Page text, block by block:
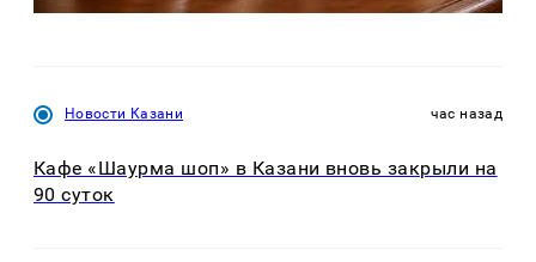
Новости Казани час назад
Кафе «Шаурма шоп» в Казани вновь закрыли на
90 суток